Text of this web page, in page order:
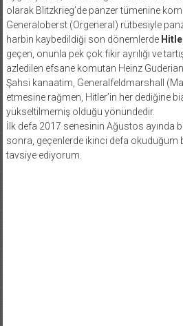
olarak Blitzkrieg’de panzer tümenine
Generaloberst (Orgeneral) rütbesiyle
harbin kaybedildiği son dönemlerde
geçen, onunla pek çok fikir ayrılığı ve
azledilen efsane komutan Heinz
Şahsi kanaatim, Generalfeldmarshall
etmesine rağmen, Hitler’in her dediğine
yükseltilmemiş olduğu yönündedir.
İlk defa 2017 senesinin Ağustos ayında
sonra, geçenlerde ikinci defa okuduğum
tavsiye ediyorum.